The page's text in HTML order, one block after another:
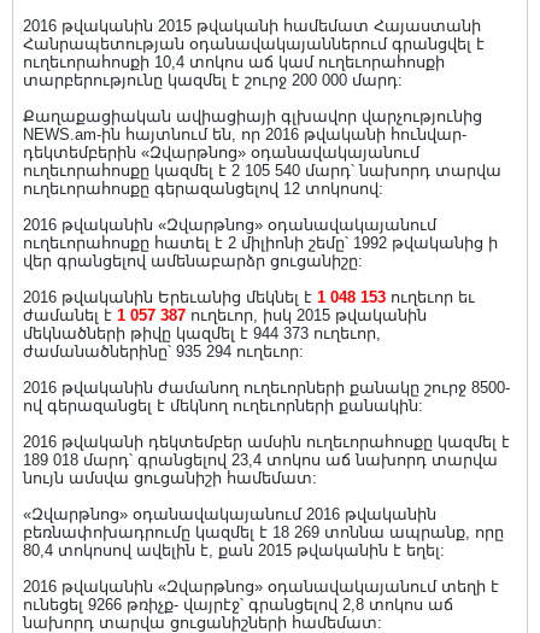
2016 թվականին 2015 թվականի համեմատ Հայաստանի
Հանրապետության օդանավակայաններում գրանցվել է
ուղեւորահոսքի 10,4 տոկոս աճ կամ ուղեւորահոսքի
տարբերությունը կազմել է շուրջ 200 000 մարդ:
Քաղաքացիական ավիացիայի գլխավոր վարչությունից
NEWS.am-ին հայտնում են, որ 2016 թվականի հունվար-
դեկտեմբերին «Զվարթնոց» օդանավակայանում
ուղեւորահոսքը կազմել է 2 105 540 մարդ՝ նախորդ տարվա
ուղեւորահոսքը գերազանցելով 12 տոկոսով:
2016 թվականին «Զվարթնոց» օդանավակայանում
ուղեւորահոսքը հատել է 2 միլիոնի շեմը՝ 1992 թվականից ի
վեր գրանցելով ամենաբարձր ցուցանիշը:
2016 թվականին Երեւանից մեկնել է 1 048 153 ուղեւոր եւ
ժամանել է 1 057 387 ուղեւոր, իսկ 2015 թվականին
մեկնածների թիվը կազմել է 944 373 ուղեւոր,
ժամանածներինը՝ 935 294 ուղեւոր:
2016 թվականին ժամանող ուղեւորների քանակը շուրջ 8500-
ով գերազանցել է մեկնող ուղեւորների քանակին:
2016 թվականի դեկտեմբեր ամսին ուղեւորահոսքը կազմել է
189 018 մարդ՝ գրանցելով 23,4 տոկոս աճ նախորդ տարվա
նույն ամսվա ցուցանիշի համեմատ:
«Զվարթնոց» օդանավակայանում 2016 թվականին
բեռնափոխադրումը կազմել է 18 269 տոննա ապրանք, որը
80,4 տոկոսով ավելին է, քան 2015 թվականին է եղել:
2016 թվականին «Զվարթնոց» օդանավակայանում տեղի է
ունեցել 9266 թռիչք- վայրէջ՝ գրանցելով 2,8 տոկոս աճ
նախորդ տարվա ցուցանիշների համեմատ: